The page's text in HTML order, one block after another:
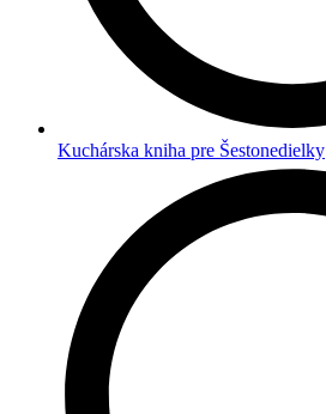
Kuchárska kniha pre Šestonedielky